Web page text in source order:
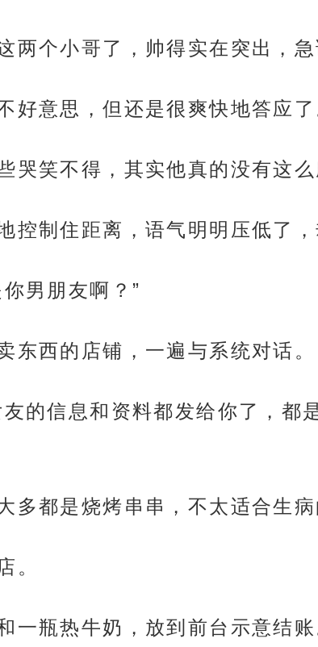
两个小哥了，帅得实在突出，急
好意思，但还是很爽快地答应了
哭笑不得，其实他真的没有这么
控制住距离，语气明明压低了
男朋友啊？”
东西的店铺，一遍与系统对话。
的信息和资料都发给你了，都
多都是烧烤串串，不太适合生病
。
一瓶热牛奶，放到前台示意结账